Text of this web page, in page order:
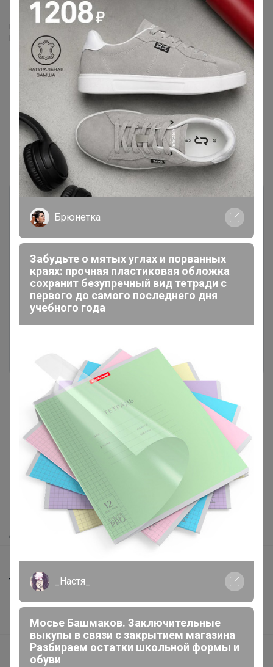
Могу объединить ваши заказы из разных закупок!
Пишите в комментариях к заказам что с чем объединить
Показаны записи1-3из3.
Чтобы ответить или задать вопрос
необходимо авторизоваться на сайте
Это займет меньше минуты
Зарегистрироваться
Реклама
Как здесь все устроено?
Как сделать заказ?
Как получить?
Доставка
Шоурумы
Торговые марки
Наша команда
В наличии
Подарочные сертификаты
Брюнетка
Забудьте о мятых углах и порванных
краях: прочная пластиковая обложка
сохранит безупречный вид тетради с
первого до самого последнего дня
учебного года
_Настя_
Мосье Башмаков. Заключительные
выкупы в связи с закрытием магазина
Разбираем остатки школьной формы и
обуви